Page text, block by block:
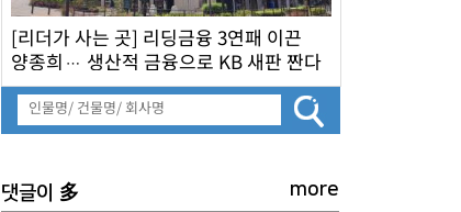
[리더가 사는 곳] 리딩금융 3연패 이끈
양종희… 생산적 금융으로 KB 새판 짠다
댓글이 多 more